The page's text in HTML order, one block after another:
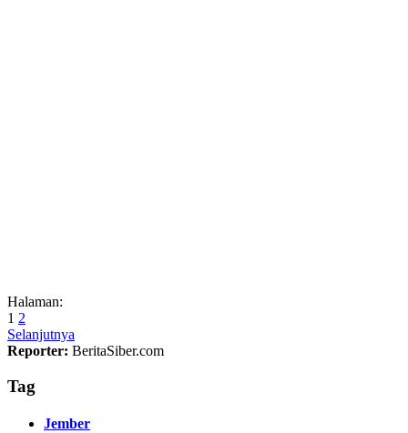
Halaman:
1 2
Selanjutnya
Reporter: BeritaSiber.com
Tag
Jember